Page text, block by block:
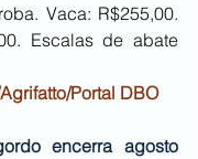
Vaca: R$255,00.
Escalas de abate
Portal DBO
encerra agosto